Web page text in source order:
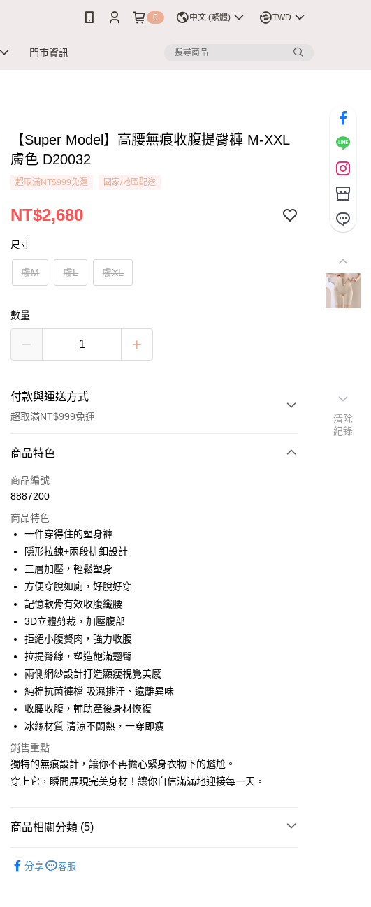
0 中文 (繁體) TWD
門市資訊
【Super Model】高腰無痕收腹提臀褲 M-XXL
膚色 D20032
超取滿NT$999免運 國家/地區配送
NT$2,680
尺寸
膚M 膚L 膚XL
數量
付款與運送方式
超取滿NT$999免運
付款方式
信用卡一次付款
LINE Pay
Apple Pay
悠遊付
全盈+PAY
AFTEE先享後付
相關說明
【關於「AFTEE先享後付」】
AFTEE先享後付是「在收到商品之後才付款」的支付方式。 讓您購物簡單
便利好安心！
２．便利：只要手機號碼，簡訊認證，即可結帳。
３．安心：先確認商品／服務後，再付款。
【「AFTEE先享後付」結帳流程】
１．於結帳方式選擇「AFTEE先享後付」後，將跳轉至「AFTEE先享後
付」結帳頁面，進行簡訊認證並確認金額後，即可完成結帳。
２．訂單成立數日內，您將收到繳費通知簡訊。
※ 請注意：結帳手續完成當下不需立刻繳費，但若您需要取消訂單，請聯
※ 交易是否成功請以「AFTEE先享後付 」之結帳頁面顯示為準，若有關於
ATM付款
運送方式
全家取貨付款
每筆NT$80，滿NT$999(含以上)免運費
付款後全家取貨
萊爾富取貨付款
商品特色
商品編號
8887200
商品特色
一件穿得住的塑身褲
隱形拉鍊+兩段排釦設計
三層加壓，輕鬆塑身
方便穿脫如廁，好脫好穿
記憶軟骨有效收腹纖腰
3D立體剪裁，加壓腹部
拒絕小腹贅肉，強力收腹
拉提臀線，塑造飽滿翹臀
兩側網紗設計打造顯瘦視覺美感
純棉抗菌褲檔 吸濕排汗、遠離異味
收腰收腹，輔助產後身材恢復
冰絲材質 清涼不悶熱，一穿即瘦
銷售重點
獨特的無痕設計，讓你不再擔心緊身衣物下的尷尬。
穿上它，瞬間展現完美身材！讓你自信滿滿地迎接每一天。
商品相關分類 (5)
分享 客服
清除
紀錄